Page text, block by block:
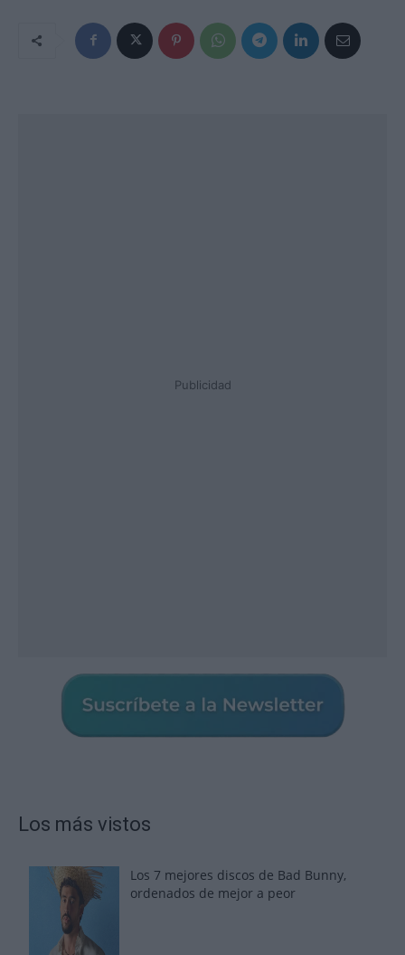
Publicidad
Los más vistos
Los 7 mejores discos de Bad Bunny,
ordenados de mejor a peor